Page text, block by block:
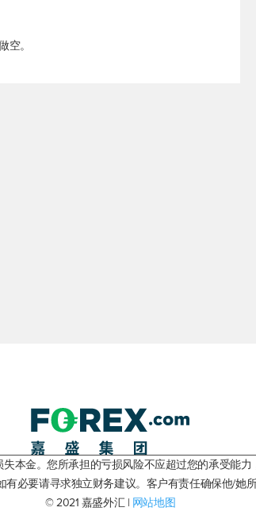
空。
本金。您所承担的亏损风险不应超过您的承受能
必要请寻求独立财务建议。客户有责任确保他/她
© 2021 嘉盛外汇 | 网站地图